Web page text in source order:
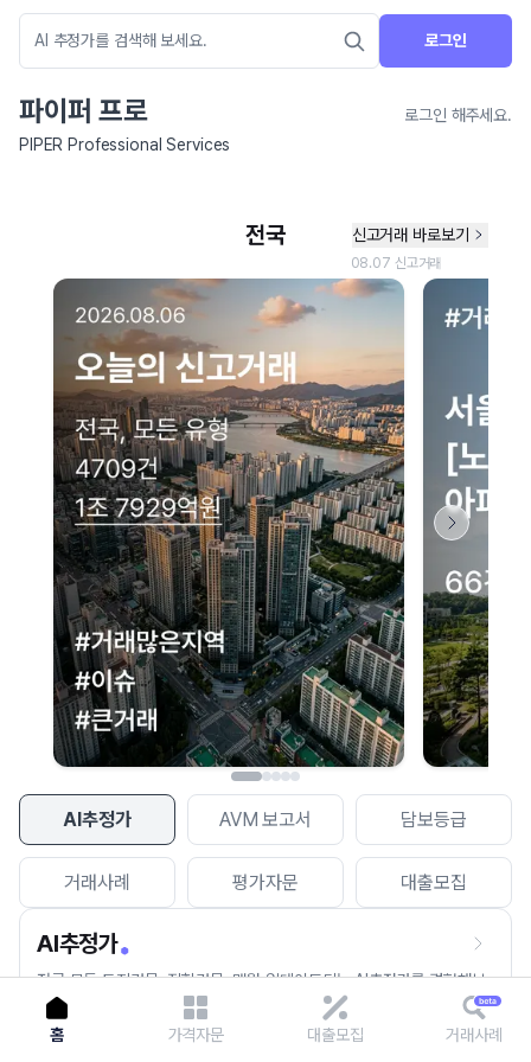
로그인
파이퍼 프로
로그인 해주세요.
PIPER Professional Services
AI추정가 AVM 보고서 담보등급
거래사례 평가자문 대출모집
AI추정가
전국 모든 토지건물, 집합건물, 매월 업데이트되는 AI추정가를 경험해보
세요.
네이버 지도 연결 안내
현재 네이버 지도 연결이 원활하지 않아 지도를 불러올 수 없습니다.
이용에 불편을 드려 죄송합니다.
다시 시도
홈 가격자문 대출모집 거래사례